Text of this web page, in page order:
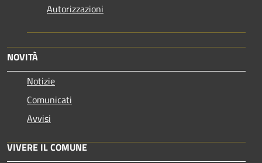
Autorizzazioni
NOVITÀ
Notizie
Comunicati
Avvisi
VIVERE IL COMUNE